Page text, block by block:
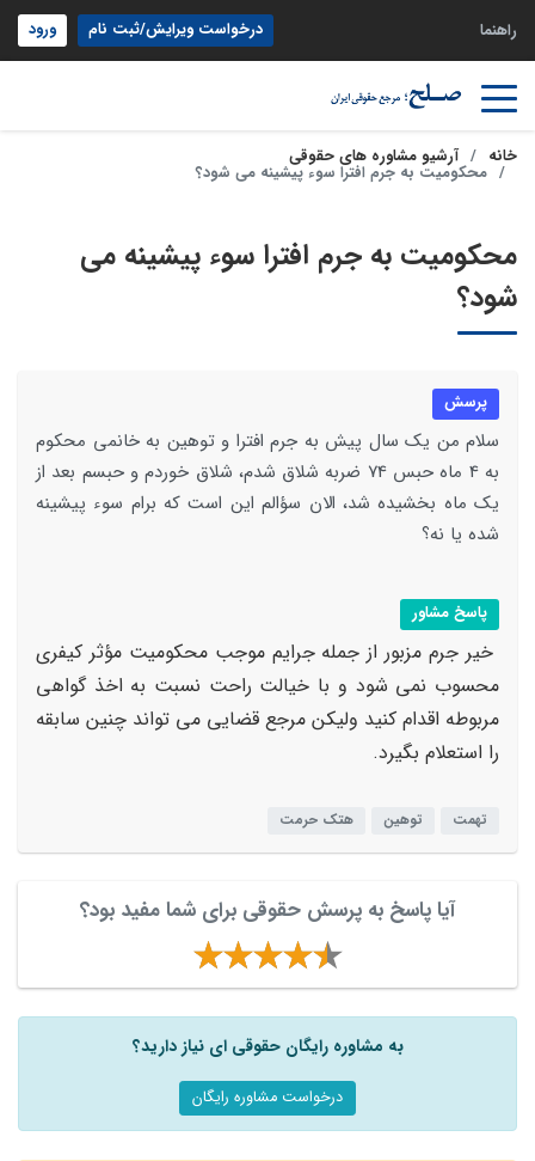
راهنما درخواست ویرایش/ثبت نام ورود
خانه آرشیو مشاوره های حقوقی
محکومیت به جرم افترا سوء پیشینه می شود؟
محکومیت به جرم افترا سوء پیشینه می
شود؟
پرسش
سلام من یک سال پیش به جرم افترا و توهین به خانمی محکوم
به 4 ماه حبس 74 ضربه شلاق شدم، شلاق خوردم و حبسم بعد از
یک ماه بخشیده شد، الان سؤالم این است که برام سوء پیشینه
شده یا نه؟
پاسخ مشاور
خیر جرم مزبور از جمله جرایم موجب محکومیت مؤثر کیفری
محسوب نمی شود و با خیالت راحت نسبت به اخذ گواهی
مربوطه اقدام کنید ولیکن مرجع قضایی می تواند چنین سابقه
را استعلام بگیرد.
تهمت توهین هتک حرمت
آیا پاسخ به پرسش حقوقی برای شما مفید بود؟
به مشاوره رایگان حقوقی ای نیاز دارید؟
درخواست مشاوره رایگان